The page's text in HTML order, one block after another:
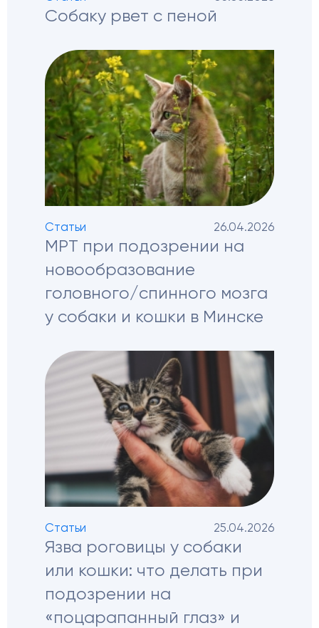
Собаку рвет с пеной
Статьи 26.04.2026
МРТ при подозрении на
новообразование
головного/спинного мозга
у собаки и кошки в Минске
Статьи 25.04.2026
Язва роговицы у собаки
или кошки: что делать при
подозрении на
«поцарапанный глаз» и